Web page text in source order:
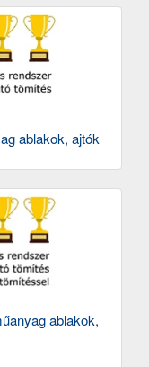
ablakok, ajtók
ablakok,